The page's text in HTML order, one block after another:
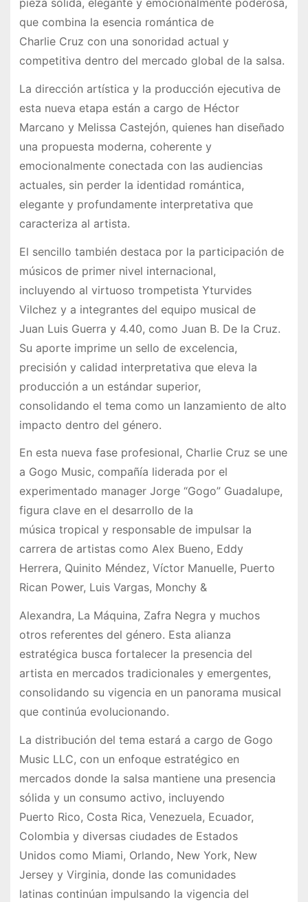
pieza sólida, elegante y emocionalmente poderosa,
que combina la esencia romántica de
Charlie Cruz con una sonoridad actual y
competitiva dentro del mercado global de la salsa.
La dirección artística y la producción ejecutiva de
esta nueva etapa están a cargo de Héctor
Marcano y Melissa Castejón, quienes han diseñado
una propuesta moderna, coherente y
emocionalmente conectada con las audiencias
actuales, sin perder la identidad romántica,
elegante y profundamente interpretativa que
caracteriza al artista.
El sencillo también destaca por la participación de
músicos de primer nivel internacional,
incluyendo al virtuoso trompetista Yturvides
Vilchez y a integrantes del equipo musical de
Juan Luis Guerra y 4.40, como Juan B. De la Cruz.
Su aporte imprime un sello de excelencia,
precisión y calidad interpretativa que eleva la
producción a un estándar superior,
consolidando el tema como un lanzamiento de alto
impacto dentro del género.
En esta nueva fase profesional, Charlie Cruz se une
a Gogo Music, compañía liderada por el
experimentado manager Jorge “Gogo” Guadalupe,
figura clave en el desarrollo de la
música tropical y responsable de impulsar la
carrera de artistas como Alex Bueno, Eddy
Herrera, Quinito Méndez, Víctor Manuelle, Puerto
Rican Power, Luis Vargas, Monchy &
Alexandra, La Máquina, Zafra Negra y muchos
otros referentes del género. Esta alianza
estratégica busca fortalecer la presencia del
artista en mercados tradicionales y emergentes,
consolidando su vigencia en un panorama musical
que continúa evolucionando.
La distribución del tema estará a cargo de Gogo
Music LLC, con un enfoque estratégico en
mercados donde la salsa mantiene una presencia
sólida y un consumo activo, incluyendo
Puerto Rico, Costa Rica, Venezuela, Ecuador,
Colombia y diversas ciudades de Estados
Unidos como Miami, Orlando, New York, New
Jersey y Virginia, donde las comunidades
latinas continúan impulsando la vigencia del